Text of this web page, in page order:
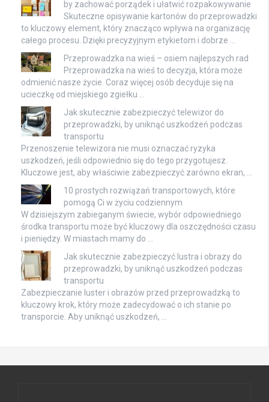
by zachować porządek i ułatwić rozpakowywanie
Skuteczne opisywanie kartonów do przeprowadzki
to kluczowy element, który znacząco wpływa na organizację
całego procesu. Dzięki precyzyjnym etykietom i dobrze …
Przeprowadzka na wieś – osiem najlepszych rad
Przeprowadzka na wieś to decyzja, która może
odmienić nasze życie. Coraz więcej osób decyduje się na
ucieczkę od miejskiego zgiełku …
Jak skutecznie zabezpieczyć telewizor do
przeprowadzki, by uniknąć uszkodzeń podczas
transportu
Przenoszenie telewizora nie musi oznaczać ryzyka
uszkodzeń, jeśli odpowiednio się do tego przygotujesz.
Kluczowe jest, aby właściwie zabezpieczyć zarówno ekran, …
10 prostych rozwiązań transportowych, które
pomogą Ci w życiu codziennym
W dzisiejszym zabieganym świecie, wybór odpowiedniego
środka transportu może być kluczowy dla oszczędności czasu
i pieniędzy. W miastach mamy do …
Jak skutecznie zabezpieczyć lustra i obrazy do
przeprowadzki, by uniknąć uszkodzeń podczas
transportu
Zabezpieczanie luster i obrazów przed przeprowadzką to
kluczowy krok, który może zadecydować o ich stanie po
transporcie. Aby uniknąć uszkodzeń, …